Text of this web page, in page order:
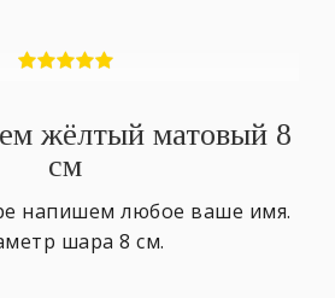
жёлтый матовый 8
см
напишем любое ваше имя.
шара 8 см.